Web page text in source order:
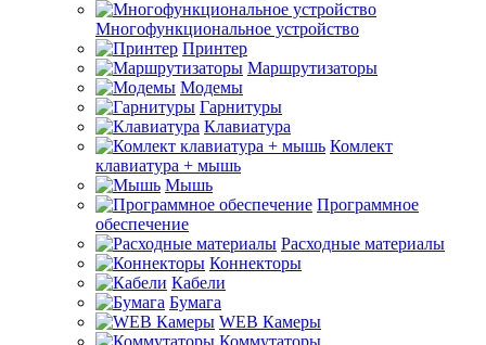
Многофункциональное устройство
Принтер
Маршрутизаторы
Модемы
Гарнитуры
Клавиатура
Комлект
клавиатура + мышь
Мышь
Программное
обеспечение
Расходные материалы
Коннекторы
Кабели
Бумага
WEB Камеры
Коммутаторы